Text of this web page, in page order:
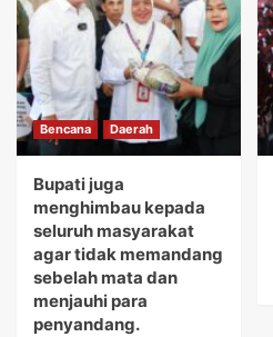
Bencana Daerah
Bupati juga
menghimbau kepada
seluruh masyarakat
agar tidak memandang
sebelah mata dan
menjauhi para
penyandang.